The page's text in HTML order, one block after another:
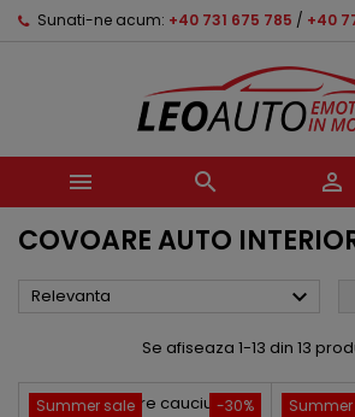
Sunati-ne acum: +40 731 675 785 / +40
  
COVOARE AUTO
Relevanta 
Se afiseaza 1-13 din 13
-30%
Summer sale